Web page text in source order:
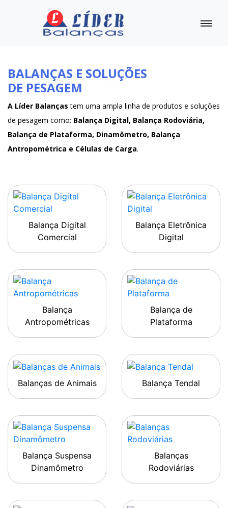
BALANÇAS E SOLUÇÕES
DE PESAGEM
A Líder Balanças tem uma ampla linha de produtos e soluções
de pesagem como: Balança Digital, Balança Rodoviária,
Balança de Plataforma, Dinamômetro, Balança
Antropométrica e Células de Carga.
Balança Digital
Comercial
Balança Eletrônica
Digital
Balança
Antropométricas
Balança de
Plataforma
Balanças de Animais Balança Tendal
Balança Suspensa
Dinamômetro
Balanças
Rodoviárias